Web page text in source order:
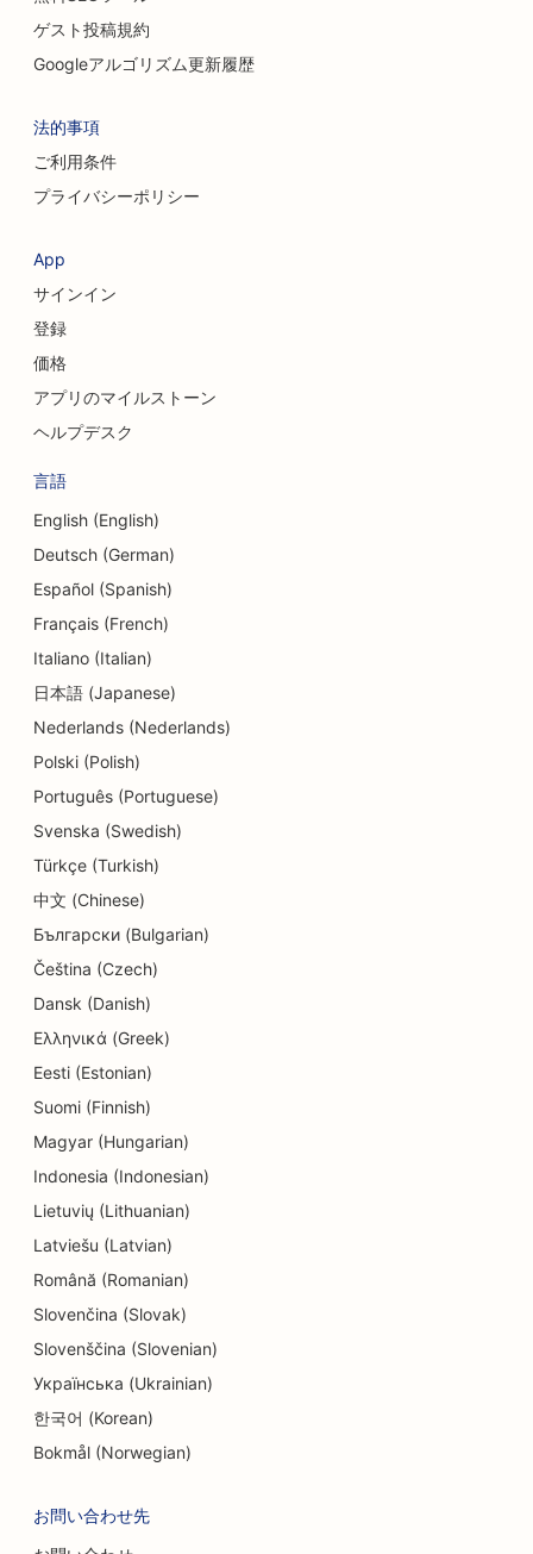
ゲスト投稿規約
Googleアルゴリズム更新履歴
法的事項
ご利用条件
プライバシーポリシー
App
サインイン
登録
価格
アプリのマイルストーン
ヘルプデスク
言語
English (English)
Deutsch (German)
Español (Spanish)
Français (French)
Italiano (Italian)
日本語 (Japanese)
Nederlands (Nederlands)
Polski (Polish)
Português (Portuguese)
Svenska (Swedish)
Türkçe (Turkish)
中文 (Chinese)
Български (Bulgarian)
Čeština (Czech)
Dansk (Danish)
Ελληνικά (Greek)
Eesti (Estonian)
Suomi (Finnish)
Magyar (Hungarian)
Indonesia (Indonesian)
Lietuvių (Lithuanian)
Latviešu (Latvian)
Română (Romanian)
Slovenčina (Slovak)
Slovenščina (Slovenian)
Українська (Ukrainian)
한국어 (Korean)
Bokmål (Norwegian)
お問い合わせ先